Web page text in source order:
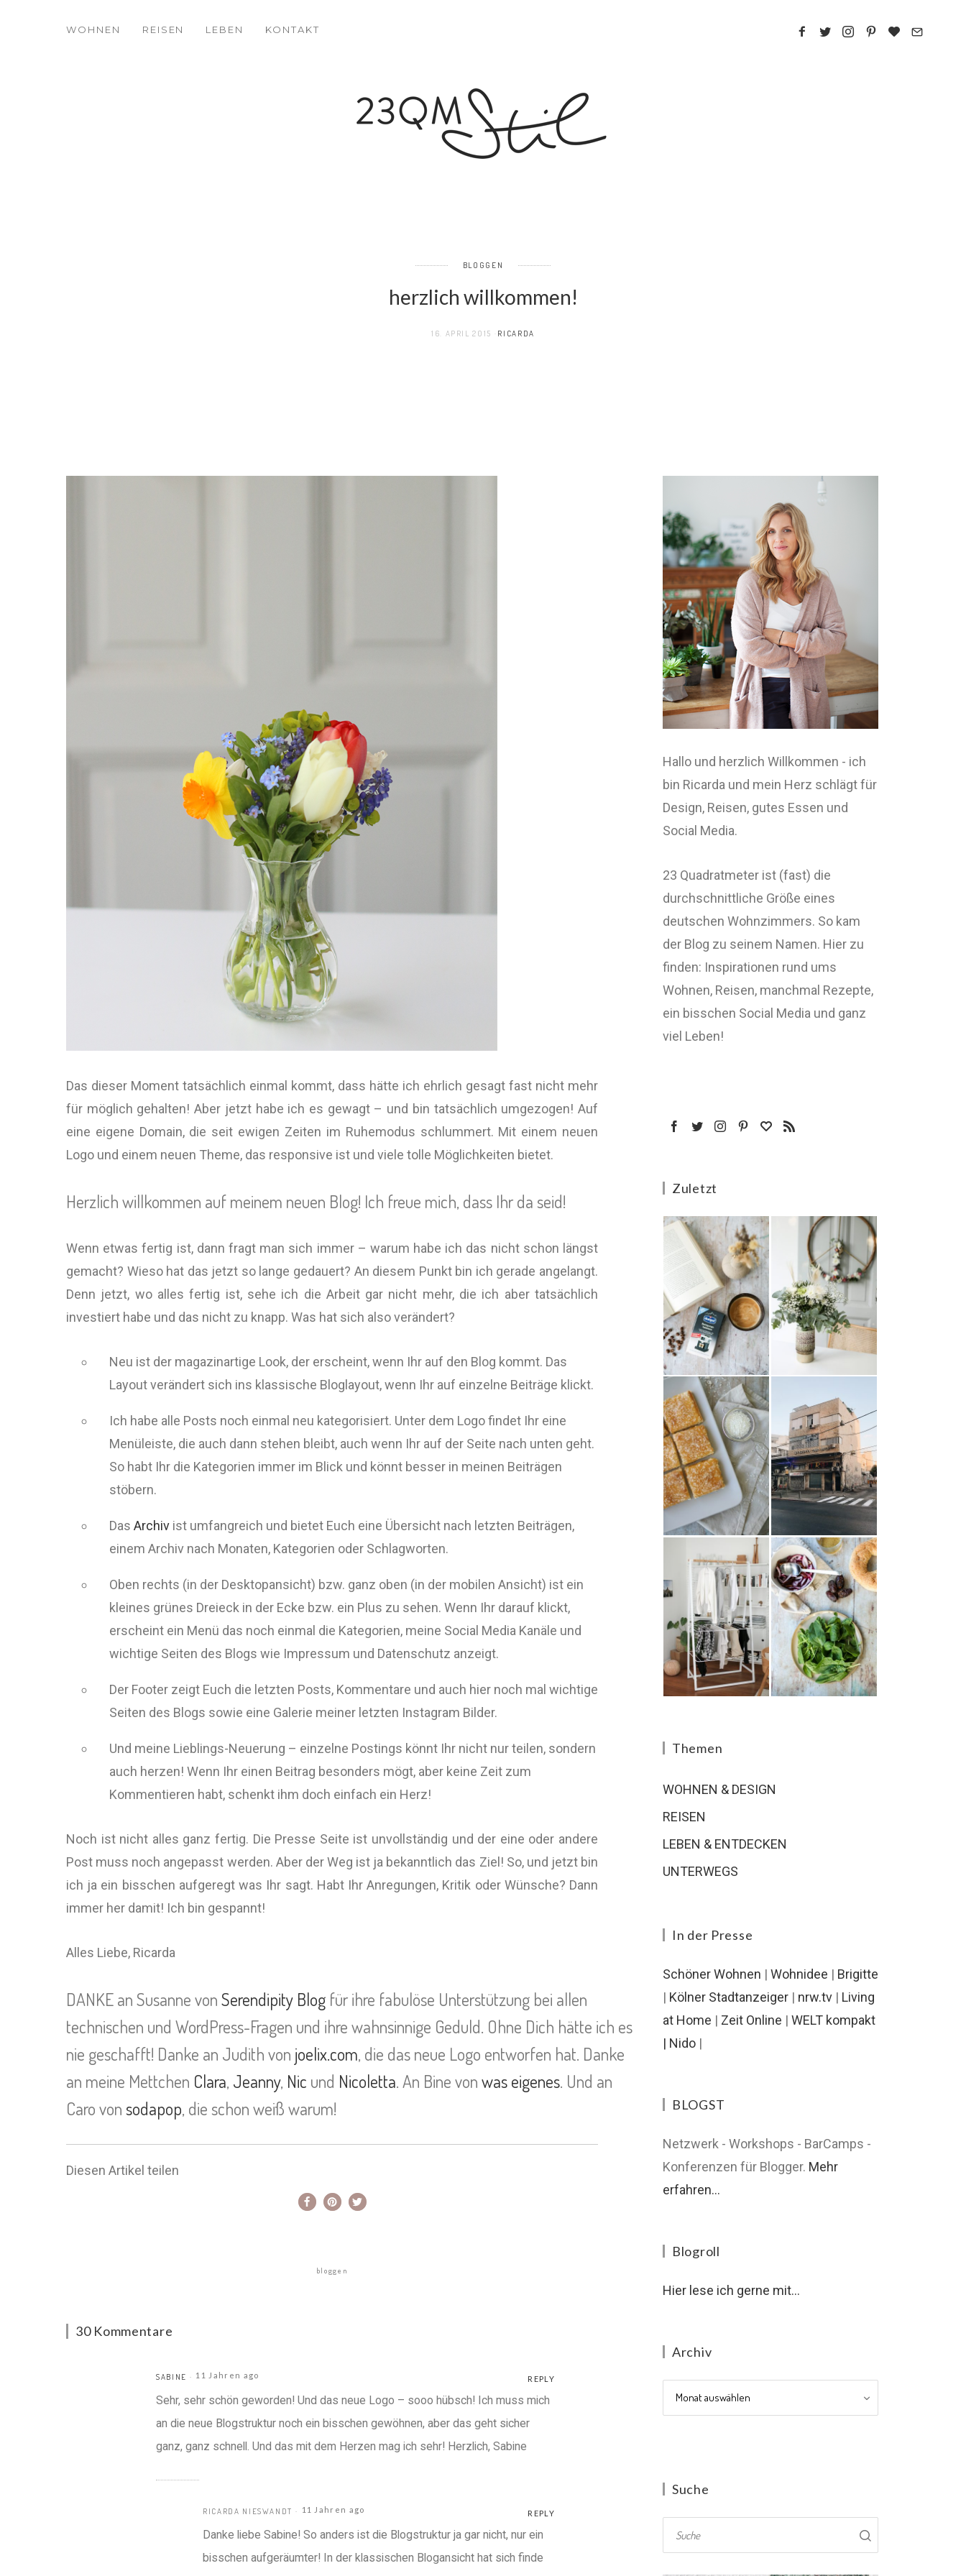
WOHNEN REISEN LEBEN KONTAKT
BLOGGEN
herzlich willkommen!
16. APRIL 2015 RICARDA
Das dieser Moment tatsächlich einmal kommt, dass hätte ich ehrlich gesagt fast nicht mehr
für möglich gehalten! Aber jetzt habe ich es gewagt – und bin tatsächlich umgezogen! Auf
eine eigene Domain, die seit ewigen Zeiten im Ruhemodus schlummert. Mit einem neuen
Logo und einem neuen Theme, das responsive ist und viele tolle Möglichkeiten bietet.
Herzlich willkommen auf meinem neuen Blog! Ich freue mich, dass Ihr da seid!
Wenn etwas fertig ist, dann fragt man sich immer – warum habe ich das nicht schon längst
gemacht? Wieso hat das jetzt so lange gedauert? An diesem Punkt bin ich gerade angelangt.
Denn jetzt, wo alles fertig ist, sehe ich die Arbeit gar nicht mehr, die ich aber tatsächlich
investiert habe und das nicht zu knapp. Was hat sich also verändert?
Neu ist der magazinartige Look, der erscheint, wenn Ihr auf den Blog kommt. Das
Layout verändert sich ins klassische Bloglayout, wenn Ihr auf einzelne Beiträge klickt.
Ich habe alle Posts noch einmal neu kategorisiert. Unter dem Logo findet Ihr eine
Menüleiste, die auch dann stehen bleibt, auch wenn Ihr auf der Seite nach unten geht.
So habt Ihr die Kategorien immer im Blick und könnt besser in meinen Beiträgen
stöbern.
Das Archiv ist umfangreich und bietet Euch eine Übersicht nach letzten Beiträgen,
einem Archiv nach Monaten, Kategorien oder Schlagworten.
Oben rechts (in der Desktopansicht) bzw. ganz oben (in der mobilen Ansicht) ist ein
kleines grünes Dreieck in der Ecke bzw. ein Plus zu sehen. Wenn Ihr darauf klickt,
erscheint ein Menü das noch einmal die Kategorien, meine Social Media Kanäle und
wichtige Seiten des Blogs wie Impressum und Datenschutz anzeigt.
Der Footer zeigt Euch die letzten Posts, Kommentare und auch hier noch mal wichtige
Seiten des Blogs sowie eine Galerie meiner letzten Instagram Bilder.
Und meine Lieblings-Neuerung – einzelne Postings könnt Ihr nicht nur teilen, sondern
auch herzen! Wenn Ihr einen Beitrag besonders mögt, aber keine Zeit zum
Kommentieren habt, schenkt ihm doch einfach ein Herz!
Noch ist nicht alles ganz fertig. Die Presse Seite ist unvollständig und der eine oder andere
Post muss noch angepasst werden. Aber der Weg ist ja bekanntlich das Ziel! So, und jetzt bin
ich ja ein bisschen aufgeregt was Ihr sagt. Habt Ihr Anregungen, Kritik oder Wünsche? Dann
immer her damit! Ich bin gespannt!
Alles Liebe, Ricarda
DANKE an Susanne vonSerendipity Blog für ihre fabulöse Unterstützung bei allen
technischen und WordPress-Fragen und ihre wahnsinnige Geduld. Ohne Dich hätte ich es
nie geschafft! Danke an Judith von joelix.com, die das neue Logo entworfen hat. Danke
an meine Mettchen Clara, Jeanny, Nic und Nicoletta. An Bine vonwas eigenes. Und an
Caro vonsodapop, die schon weiß warum!
Diesen Artikel teilen
bloggen
30 Kommentare
SABINE 11 Jahren ago REPLY
Sehr, sehr schön geworden! Und das neue Logo – sooo hübsch! Ich muss mich
an die neue Blogstruktur noch ein bisschen gewöhnen, aber das geht sicher
ganz, ganz schnell. Und das mit dem Herzen mag ich sehr! Herzlich, Sabine
RICARDA NIESWANDT 11 Jahren ago REPLY
Danke liebe Sabine! So anders ist die Blogstruktur ja gar nicht, nur ein
bisschen aufgeräumter! In der klassischen Blogansicht hat sich finde
Hallo und herzlich Willkommen - ich
bin Ricarda und mein Herz schlägt für
Design, Reisen, gutes Essen und
Social Media.
23 Quadratmeter ist (fast) die
durchschnittliche Größe eines
deutschen Wohnzimmers. So kam
der Blog zu seinem Namen. Hier zu
finden: Inspirationen rund ums
Wohnen, Reisen, manchmal Rezepte,
ein bisschen Social Media und ganz
viel Leben!
Zuletzt
Themen
WOHNEN & DESIGN
REISEN
LEBEN & ENTDECKEN
UNTERWEGS
In der Presse
Schöner Wohnen | Wohnidee | Brigitte
| Kölner Stadtanzeiger | nrw.tv | Living
at Home | Zeit Online | WELT kompakt
| Nido |
BLOGST
Netzwerk - Workshops - BarCamps -
Konferenzen für Blogger. Mehr
erfahren...
Blogroll
Hier lese ich gerne mit...
Archiv
Archiv
Suche